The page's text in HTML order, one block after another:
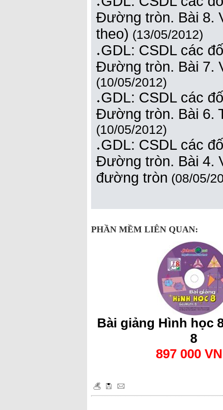
Đường tròn. Bài 8.
theo) (13/05/2012)
GDL: CSDL các
Đường tròn. Bài 7.
(10/05/2012)
GDL: CSDL các
Đường tròn. Bài 6.
(10/05/2012)
GDL: CSDL các
Đường tròn. Bài 4.
đường tròn (08/05/
PHẦN MỀM LIÊN QUAN:
Bài giảng Hình học
8
897 000